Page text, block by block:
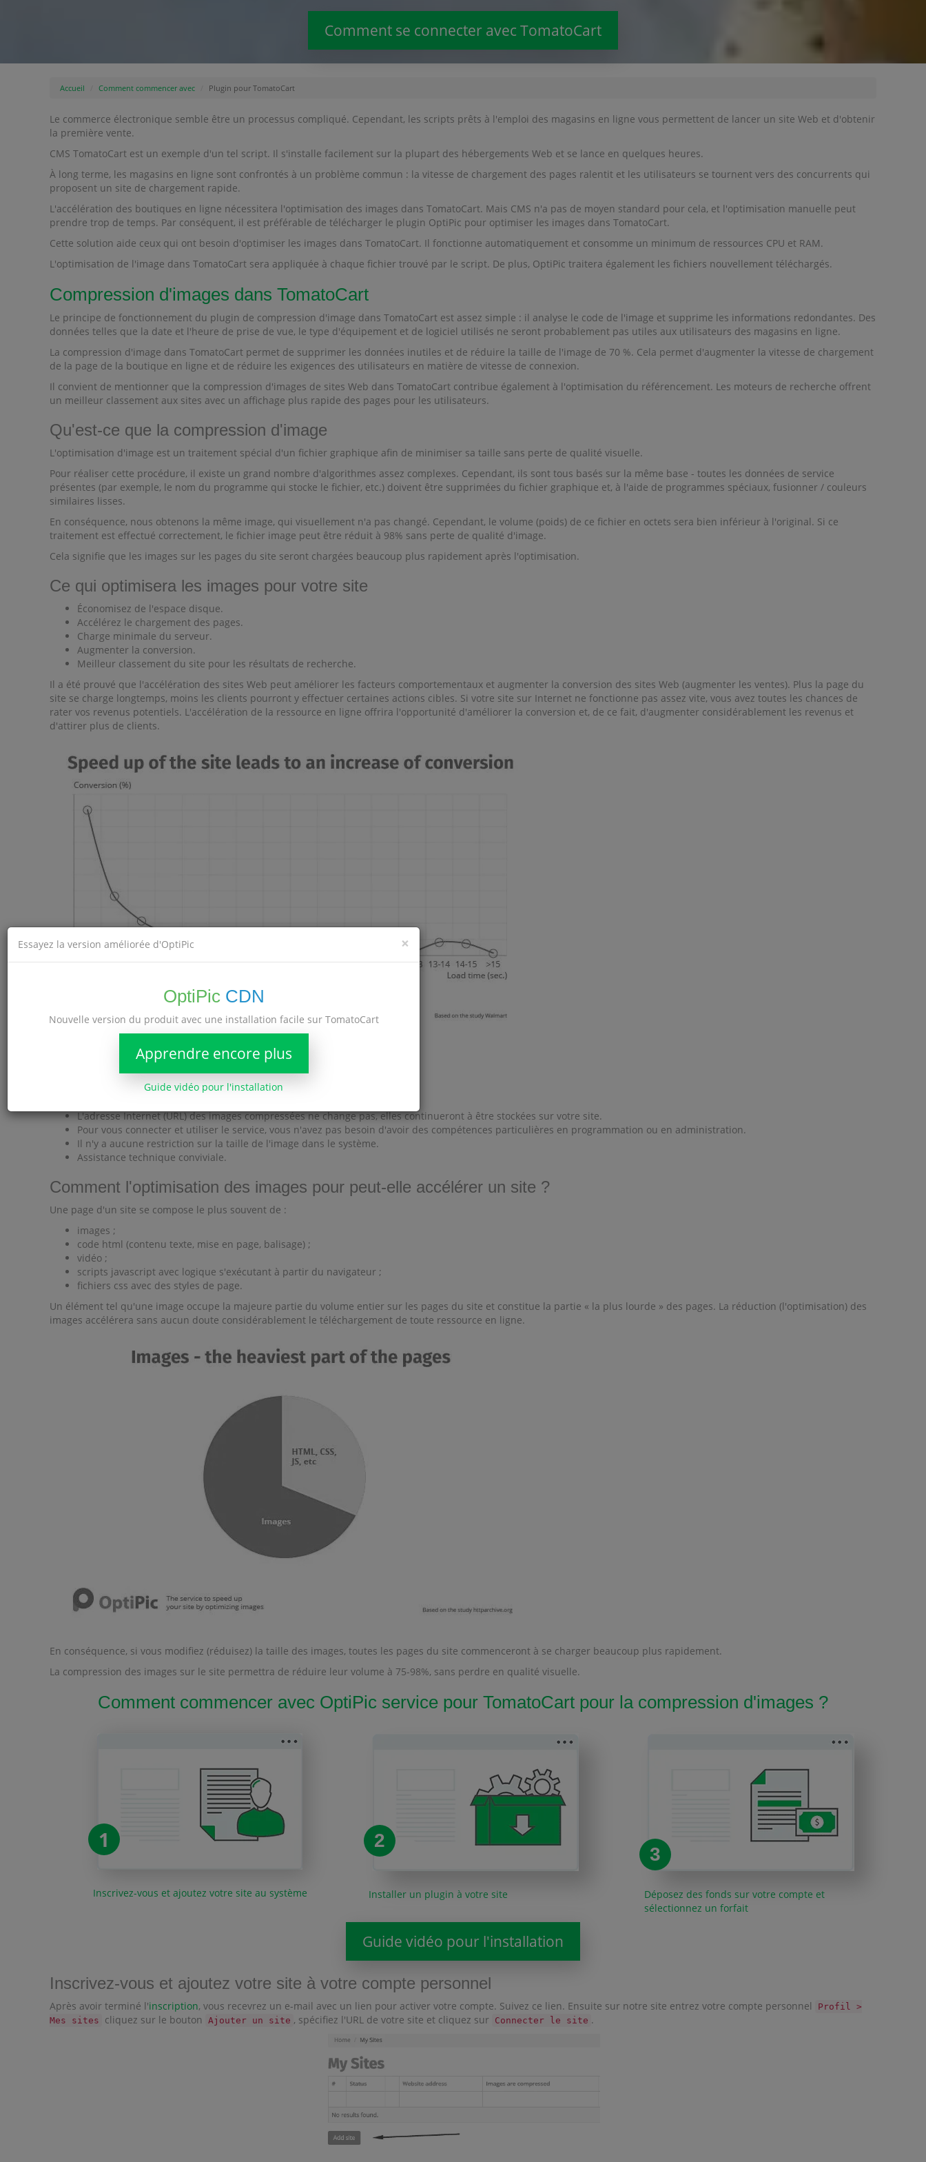
Comment se connecter avec TomatoCart
Accueil Comment commencer avec Plugin pour TomatoCart
Le commerce électronique semble être un processus compliqué. Cependant, les scripts prêts à l'emploi des magasins en ligne vous permettent de lancer un site Web et d'obtenir
la première vente.
CMS TomatoCart est un exemple d'un tel script. Il s'installe facilement sur la plupart des hébergements Web et se lance en quelques heures.
À long terme, les magasins en ligne sont confrontés à un problème commun : la vitesse de chargement des pages ralentit et les utilisateurs se tournent vers des concurrents qui
proposent un site de chargement rapide.
L'accélération des boutiques en ligne nécessitera l'optimisation des images dans TomatoCart. Mais CMS n'a pas de moyen standard pour cela, et l'optimisation manuelle peut
prendre trop de temps. Par conséquent, il est préférable de télécharger le plugin OptiPic pour optimiser les images dans TomatoCart.
Cette solution aide ceux qui ont besoin d'optimiser les images dans TomatoCart. Il fonctionne automatiquement et consomme un minimum de ressources CPU et RAM.
L'optimisation de l'image dans TomatoCart sera appliquée à chaque fichier trouvé par le script. De plus, OptiPic traitera également les fichiers nouvellement téléchargés.
Compression d'images dans TomatoCart
Le principe de fonctionnement du plugin de compression d'image dans TomatoCart est assez simple : il analyse le code de l'image et supprime les informations redondantes. Des
données telles que la date et l'heure de prise de vue, le type d'équipement et de logiciel utilisés ne seront probablement pas utiles aux utilisateurs des magasins en ligne.
La compression d'image dans TomatoCart permet de supprimer les données inutiles et de réduire la taille de l'image de 70 %. Cela permet d'augmenter la vitesse de chargement
de la page de la boutique en ligne et de réduire les exigences des utilisateurs en matière de vitesse de connexion.
Il convient de mentionner que la compression d'images de sites Web dans TomatoCart contribue également à l'optimisation du référencement. Les moteurs de recherche offrent
un meilleur classement aux sites avec un affichage plus rapide des pages pour les utilisateurs.
Qu'est-ce que la compression d'image
L'optimisation d'image est un traitement spécial d'un fichier graphique afin de minimiser sa taille sans perte de qualité visuelle.
Pour réaliser cette procédure, il existe un grand nombre d'algorithmes assez complexes. Cependant, ils sont tous basés sur la même base - toutes les données de service
présentes (par exemple, le nom du programme qui stocke le fichier, etc.) doivent être supprimées du fichier graphique et, à l'aide de programmes spéciaux, fusionner / couleurs
similaires lisses.
En conséquence, nous obtenons la même image, qui visuellement n'a pas changé. Cependant, le volume (poids) de ce fichier en octets sera bien inférieur à l'original. Si ce
traitement est effectué correctement, le fichier image peut être réduit à 98% sans perte de qualité d'image.
Cela signifie que les images sur les pages du site seront chargées beaucoup plus rapidement après l'optimisation.
Ce qui optimisera les images pour votre site
Économisez de l'espace disque.
Accélérez le chargement des pages.
Charge minimale du serveur.
Augmenter la conversion.
Meilleur classement du site pour les résultats de recherche.
Il a été prouvé que l'accélération des sites Web peut améliorer les facteurs comportementaux et augmenter la conversion des sites Web (augmenter les ventes). Plus la page du
site se charge longtemps, moins les clients pourront y effectuer certaines actions cibles. Si votre site sur Internet ne fonctionne pas assez vite, vous avez toutes les chances de
rater vos revenus potentiels. L'accélération de la ressource en ligne offrira l'opportunité d'améliorer la conversion et, de ce fait, d'augmenter considérablement les revenus et
d'attirer plus de clients.
Avantages OptiPic
Il n'y a pas de paiements mensuels.
Automatisation complète.
L'adresse Internet (URL) des images compressées ne change pas, elles continueront à être stockées sur votre site.
Pour vous connecter et utiliser le service, vous n'avez pas besoin d'avoir des compétences particulières en programmation ou en administration.
Il n'y a aucune restriction sur la taille de l'image dans le système.
Assistance technique conviviale.
Comment l'optimisation des images pour peut-elle accélérer un site ?
Une page d'un site se compose le plus souvent de :
images ;
code html (contenu texte, mise en page, balisage) ;
vidéo ;
scripts javascript avec logique s'exécutant à partir du navigateur ;
fichiers css avec des styles de page.
Un élément tel qu'une image occupe la majeure partie du volume entier sur les pages du site et constitue la partie « la plus lourde » des pages. La réduction (l'optimisation) des
images accélérera sans aucun doute considérablement le téléchargement de toute ressource en ligne.
En conséquence, si vous modifiez (réduisez) la taille des images, toutes les pages du site commenceront à se charger beaucoup plus rapidement.
La compression des images sur le site permettra de réduire leur volume à 75-98%, sans perdre en qualité visuelle.
Comment commencer avec OptiPic service pour TomatoCart pour la compression d'images ?
1
Inscrivez-vous et ajoutez votre site au système
2
Installer un plugin à votre site
3
Déposez des fonds sur votre compte et
sélectionnez un forfait
Guide vidéo pour l'installation
Inscrivez-vous et ajoutez votre site à votre compte personnel
Après avoir terminé l'inscription, vous recevrez un e-mail avec un lien pour activer votre compte. Suivez ce lien. Ensuite sur notre site entrez votre compte personnel
Profil >
Mes sites
cliquez sur le bouton Ajouter un site , spécifiez l'URL de votre site et cliquez sur Connecter le site .
×
Essayez la version améliorée d'OptiPic
OptiPic CDN
Nouvelle version du produit avec une installation facile sur TomatoCart
Apprendre encore plus
Guide vidéo pour l'installation